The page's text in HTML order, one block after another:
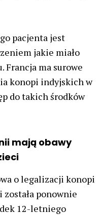
pacjenta jest
jakie miało
Francja ma surowe
konopi indyjskich w
do takich środków
mają obawy
o legalizacji konopi
ponownie
12-letniego